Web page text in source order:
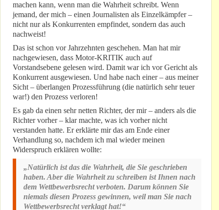
machen kann, wenn man die Wahrheit schreibt. Wenn
jemand, der mich – einen Journalisten als Einzelkämpfer –
nicht nur als Konkurrenten empfindet, sondern das auch
nachweist!
Das ist schon vor Jahrzehnten geschehen. Man hat mir
nachgewiesen, dass Motor-KRITIK auch auf
Vorstandsebene gelesen wird. Damit war ich vor Gericht als
Konkurrent ausgewiesen. Und habe nach einer – aus meiner
Sicht – überlangen Prozessführung (die natürlich sehr teuer
war!) den Prozess verloren!
Es gab da einen sehr netten Richter, der mir – anders als die
Richter vorher – klar machte, was ich vorher nicht
verstanden hatte. Er erklärte mir das am Ende einer
Verhandlung so, nachdem ich mal wieder meinen
Widerspruch erklären wollte:
„Natürlich ist das die Wahrheit, die Sie geschrieben
haben. Aber die Wahrheit zu schreiben ist Ihnen nach
dem Wettbewerbsrecht verboten. Darum können Sie
niemals diesen Prozess gewinnen, weil man Sie nach
Wettbewerbsrecht verklagt hat!“